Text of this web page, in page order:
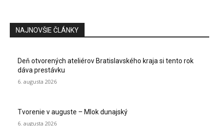
NAJNOVŠIE ČLÁNKY
Deň otvorených ateliérov Bratislavského kraja si tento rok
dáva prestávku
6. augusta 2026
Tvorenie v auguste – Mlok dunajský
6. augusta 2026